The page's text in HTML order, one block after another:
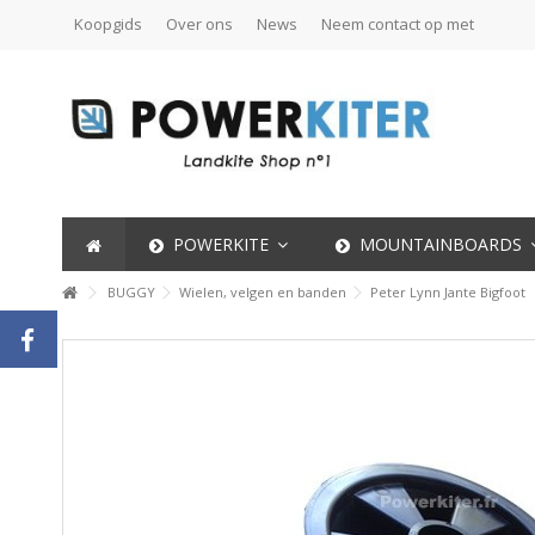
Koopgids Over ons News Neem contact op met
POWERKITE MOUNTAINBOARDS
BUGGY Wielen, velgen en banden Peter Lynn Jante Bigfoot